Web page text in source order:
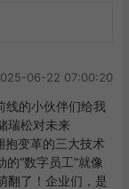
06-22 07:00:20
线的小伙伴们给我
瑞松对未来
抱变革的三大技术
“数字员工”就像
翻了！企业们，是